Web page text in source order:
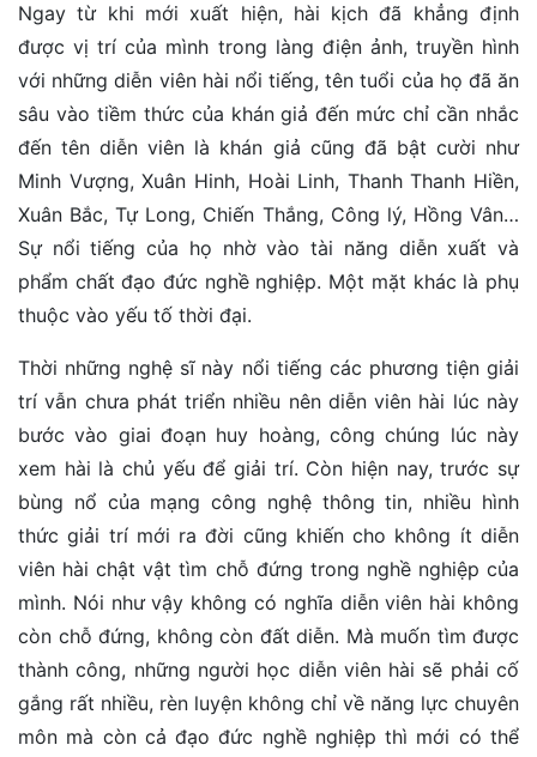
Ngay từ khi mới xuất hiện, hài kịch đã khẳng định
được vị trí của mình trong làng điện ảnh, truyền hình
với những diễn viên hài nổi tiếng, tên tuổi của họ đã ăn
sâu vào tiềm thức của khán giả đến mức chỉ cần nhắc
đến tên diễn viên là khán giả cũng đã bật cười như
Minh Vượng, Xuân Hinh, Hoài Linh, Thanh Thanh Hiền,
Xuân Bắc, Tự Long, Chiến Thắng, Công lý, Hồng Vân…
Sự nổi tiếng của họ nhờ vào tài năng diễn xuất và
phẩm chất đạo đức nghề nghiệp. Một mặt khác là phụ
thuộc vào yếu tố thời đại.
Thời những nghệ sĩ này nổi tiếng các phương tiện giải
trí vẫn chưa phát triển nhiều nên diễn viên hài lúc này
bước vào giai đoạn huy hoàng, công chúng lúc này
xem hài là chủ yếu để giải trí. Còn hiện nay, trước sự
bùng nổ của mạng công nghệ thông tin, nhiều hình
thức giải trí mới ra đời cũng khiến cho không ít diễn
viên hài chật vật tìm chỗ đứng trong nghề nghiệp của
mình. Nói như vậy không có nghĩa diễn viên hài không
còn chỗ đứng, không còn đất diễn. Mà muốn tìm được
thành công, những người học diễn viên hài sẽ phải cố
gắng rất nhiều, rèn luyện không chỉ về năng lực chuyên
môn mà còn cả đạo đức nghề nghiệp thì mới có thể